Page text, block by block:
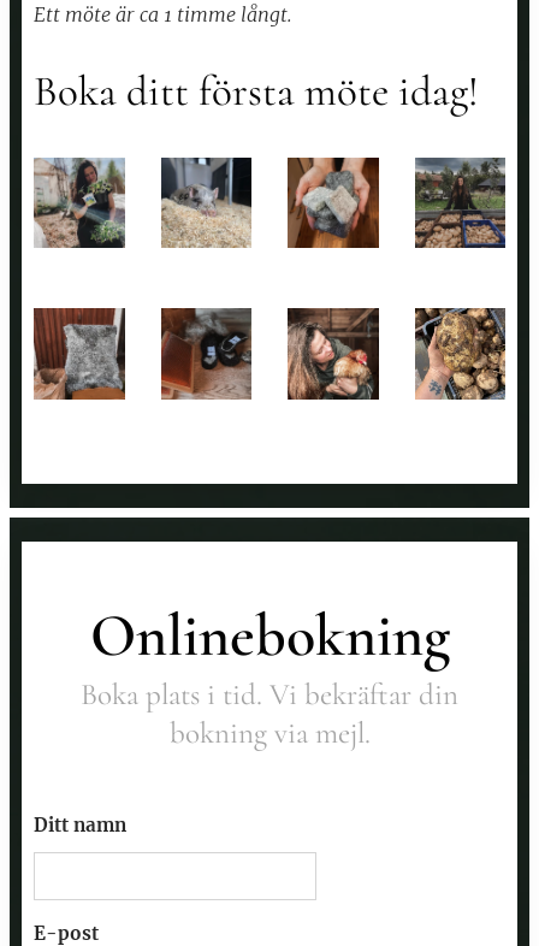
Ett möte är ca 1 timme långt.
Boka ditt första möte idag!
Onlinebokning
Boka plats i tid. Vi bekräftar din
bokning via mejl.
Ditt namn
E-post